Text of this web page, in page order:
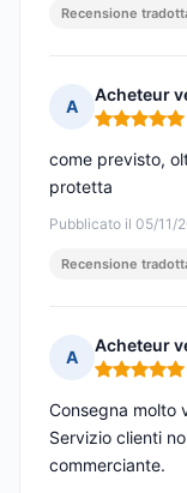
Recensione
A
Acheteur
Nota: 5 su 5
Pubblicato il 05/11/
come previsto,
protetta
Recensione
A
Acheteur
Nota: 5 su 5
Consegna molto
Servizio clienti
commerciante.